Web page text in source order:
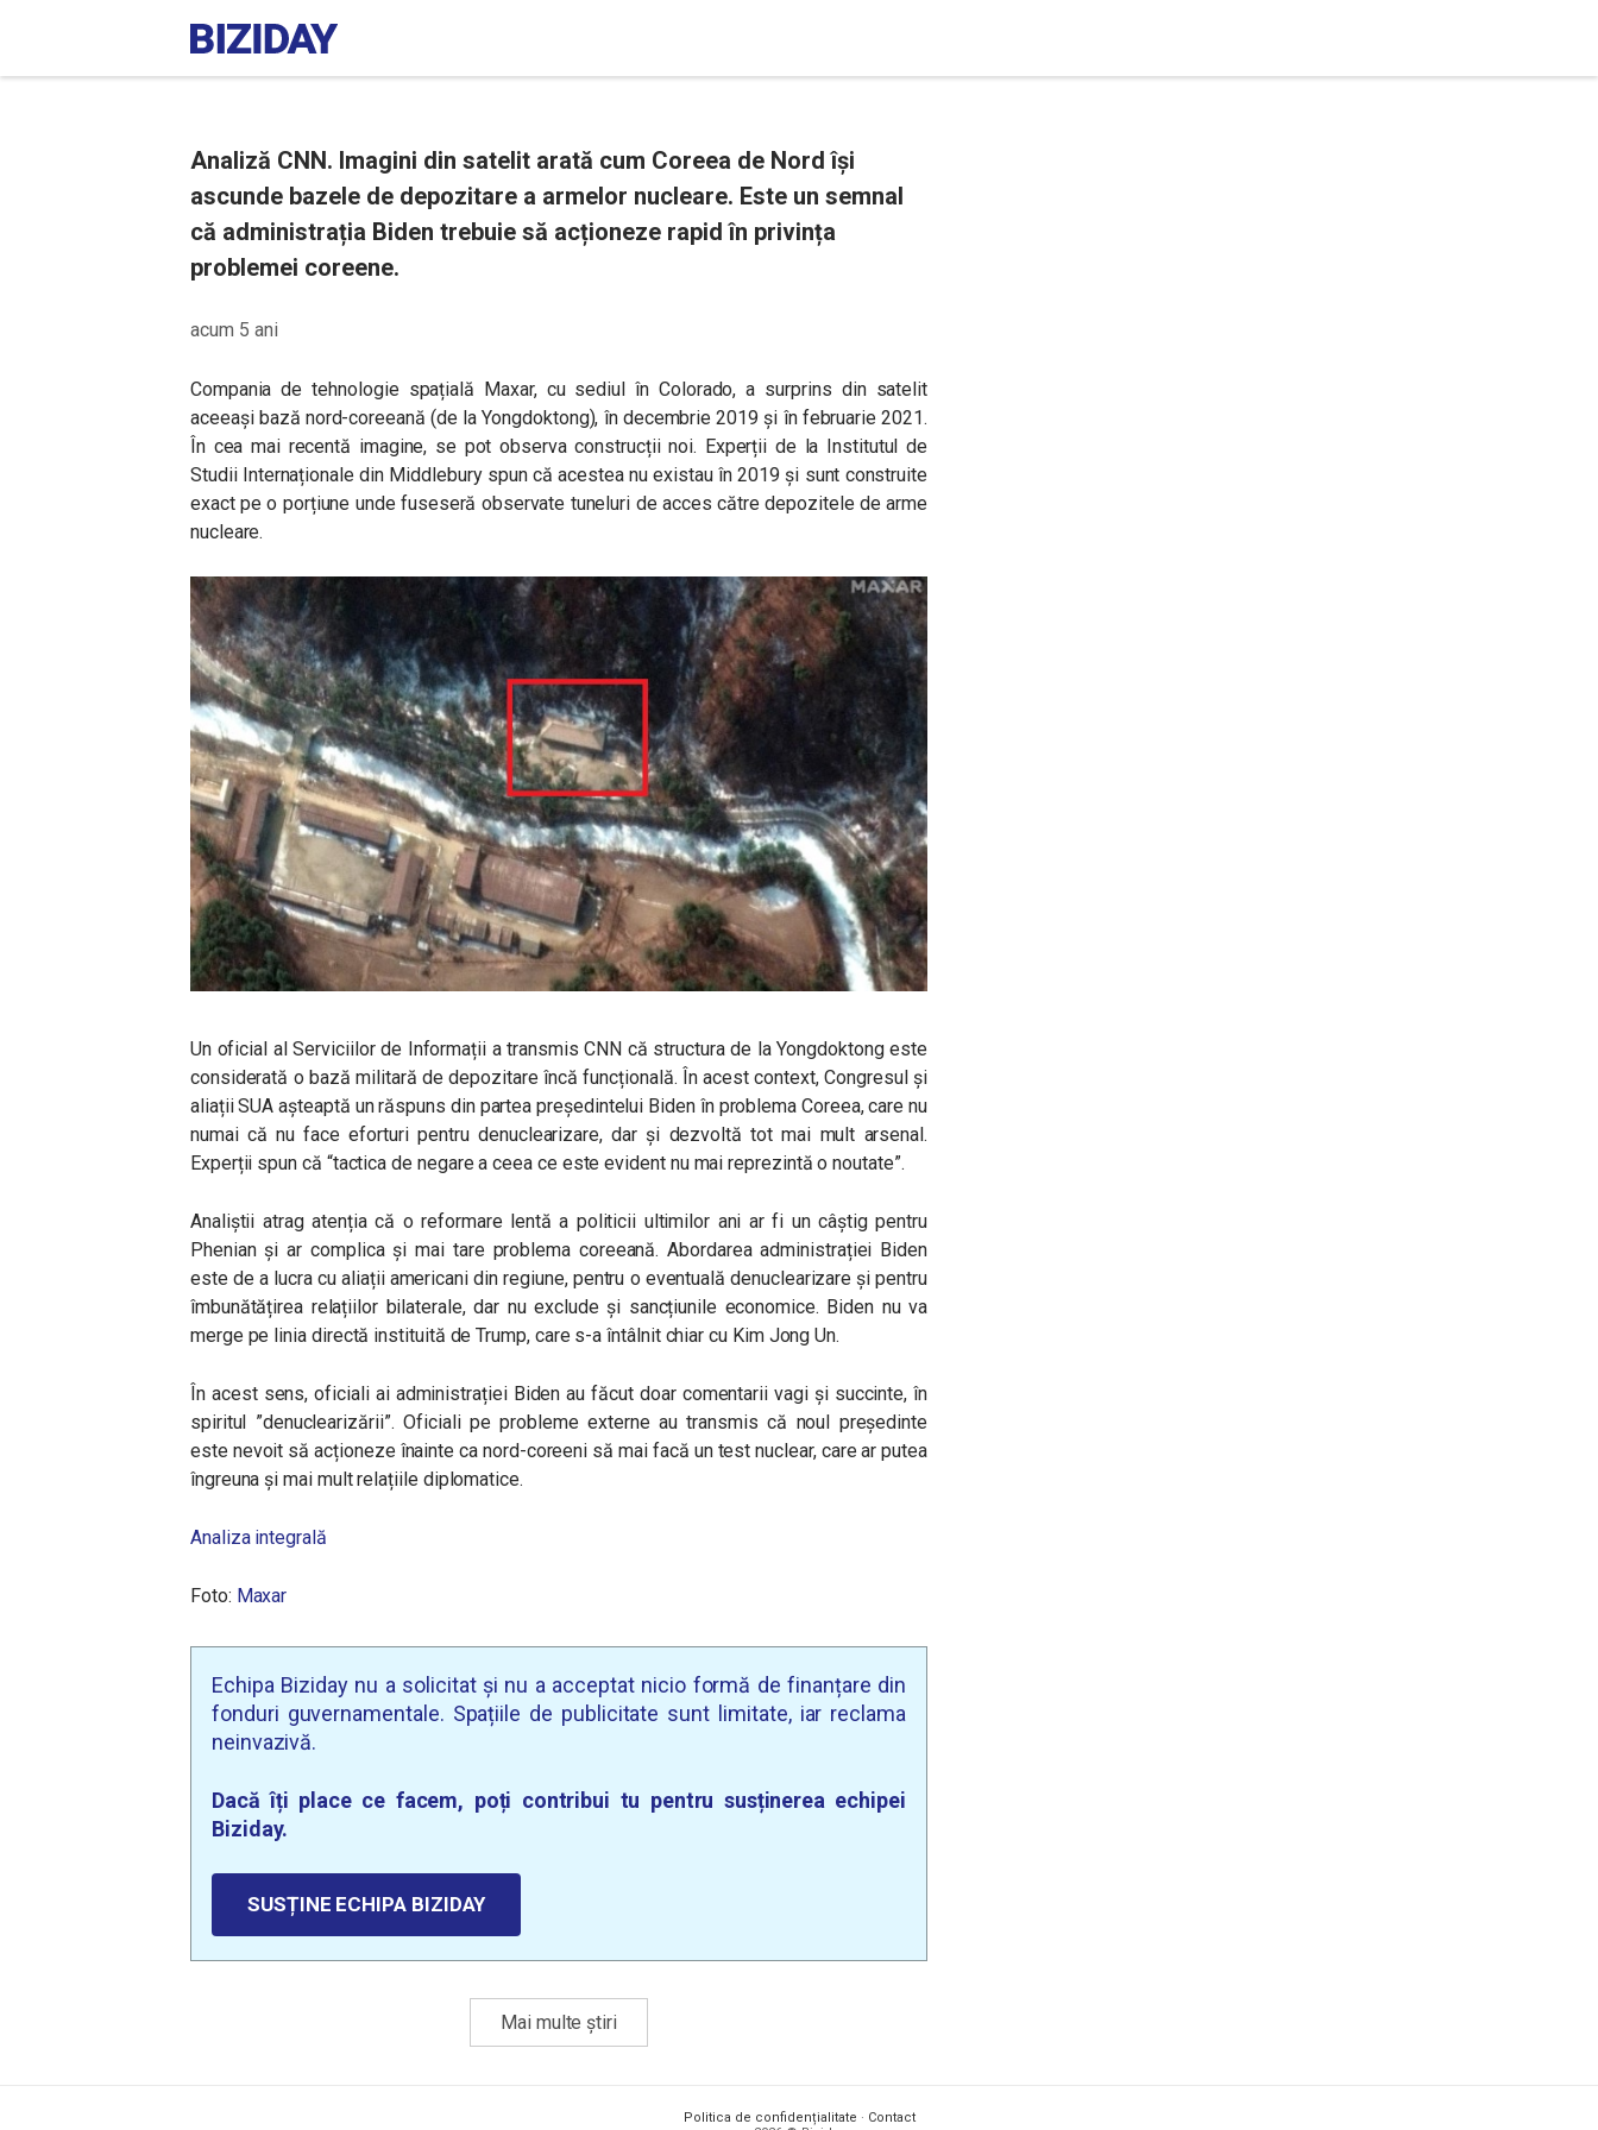
Analiză CNN. Imagini din satelit arată cum Coreea de Nord își
ascunde bazele de depozitare a armelor nucleare. Este un semnal
că administrația Biden trebuie să acționeze rapid în privința
problemei coreene.
acum 5 ani
Compania de tehnologie spațială Maxar, cu sediul în Colorado, a surprins din satelit
aceeași bază nord-coreeană (de la Yongdoktong), în decembrie 2019 și în februarie 2021.
În cea mai recentă imagine, se pot observa construcții noi. Experții de la Institutul de
Studii Internaționale din Middlebury spun că acestea nu existau în 2019 și sunt construite
exact pe o porțiune unde fuseseră observate tuneluri de acces către depozitele de arme
nucleare.
Un oficial al Serviciilor de Informații a transmis CNN că structura de la Yongdoktong este
considerată o bază militară de depozitare încă funcțională. În acest context, Congresul și
aliații SUA așteaptă un răspuns din partea președintelui Biden în problema Coreea, care nu
numai că nu face eforturi pentru denuclearizare, dar și dezvoltă tot mai mult arsenal.
Experții spun că “tactica de negare a ceea ce este evident nu mai reprezintă o noutate”.
Analiștii atrag atenția că o reformare lentă a politicii ultimilor ani ar fi un câștig pentru
Phenian și ar complica și mai tare problema coreeană. Abordarea administrației Biden
este de a lucra cu aliații americani din regiune, pentru o eventuală denuclearizare și pentru
îmbunătățirea relațiilor bilaterale, dar nu exclude și sancțiunile economice. Biden nu va
merge pe linia directă instituită de Trump, care s-a întâlnit chiar cu Kim Jong Un.
În acest sens, oficiali ai administrației Biden au făcut doar comentarii vagi și succinte, în
spiritul ”denuclearizării”. Oficiali pe probleme externe au transmis că noul președinte
este nevoit să acționeze înainte ca nord-coreeni să mai facă un test nuclear, care ar putea
îngreuna și mai mult relațiile diplomatice.
Analiza integrală
Foto: Maxar
Echipa Biziday nu a solicitat și nu a acceptat nicio formă de finanțare din
fonduri guvernamentale. Spațiile de publicitate sunt limitate, iar reclama
neinvazivă.
Dacă îți place ce facem, poți contribui tu pentru susținerea echipei
Biziday.
SUSȚINE ECHIPA BIZIDAY
Mai multe știri
Politica de confidențialitate · Contact